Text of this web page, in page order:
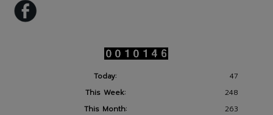
Today:
47
This Week:
248
This Month:
263